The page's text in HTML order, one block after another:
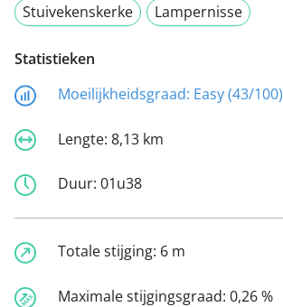
Stuivekenskerke
Lampernisse
Statistieken
Moeilijkheidsgraad: Easy (43/100)
Lengte: 8,13 km
Duur: 01u38
Totale stijging: 6 m
Maximale stijgingsgraad: 0,26 %